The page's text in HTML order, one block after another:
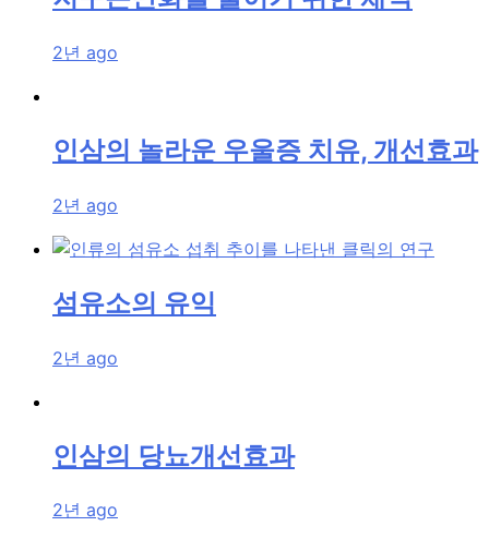
2년 ago
인삼의 놀라운 우울증 치유, 개선효과
2년 ago
섬유소의 유익
2년 ago
인삼의 당뇨개선효과
2년 ago